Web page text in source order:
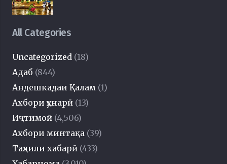
All Categories
Uncategorized (18)
Адаб (844)
Андешкадаи Қалам (1)
Ахбори ҳунарӣ (13)
Иҷтимоӣ (4,506)
Ахбори минтақа (39)
Таҳлили хабарӣ (433)